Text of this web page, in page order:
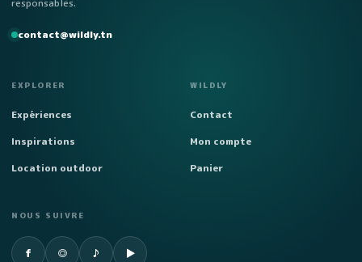
responsables.
contact@wildly.tn
EXPLORER
Expériences
Inspirations
Location outdoor
WILDLY
Contact
Mon compte
Panier
NOUS SUIVRE
f
Facebook
◎
Instagram♪
TikTok ▶
YouTube